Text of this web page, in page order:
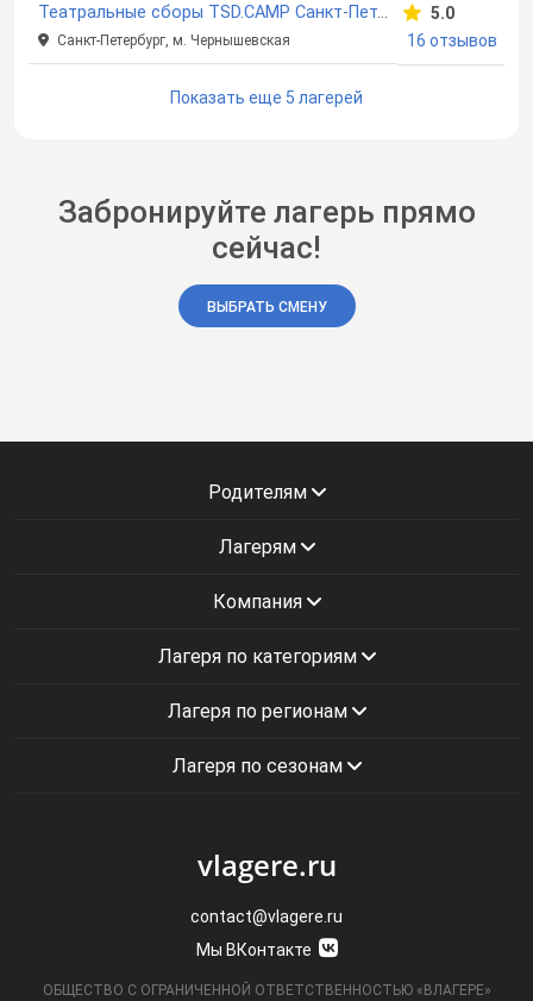
Театральные сборы TSD.CAMP Санкт-Петербург
Санкт-Петербург, м. Чернышевская
5.0
16 отзывов
Показать еще 5 лагерей
Забронируйте лагерь прямо
сейчас!
ВЫБРАТЬ СМЕНУ
Родителям
Лагерям
Компания
Лагеря по категориям
Лагеря по регионам
Лагеря по сезонам
vlagere.ru
contact@vlagere.ru
Мы ВКонтакте
ОБЩЕСТВО С ОГРАНИЧЕННОЙ ОТВЕТСТВЕННОСТЬЮ «ВЛАГЕРЕ»